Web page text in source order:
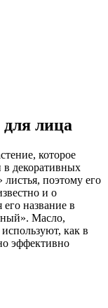
лица
которое
декоративных
листья, поэтому его
и о
его название в
Масло,
как в
эффективно